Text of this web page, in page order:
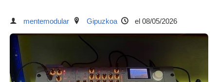
mentemodular Gipuzkoa el 08/05/2026